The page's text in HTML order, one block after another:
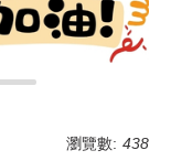
瀏覽數: 438